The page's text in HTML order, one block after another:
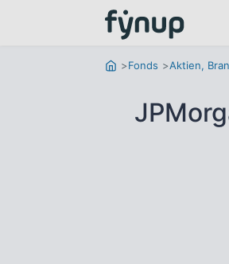
Fonds Aktien,